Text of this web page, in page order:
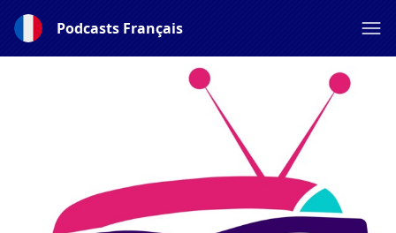
Podcasts Français